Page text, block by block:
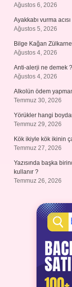
Ağustos 6, 2026
Ayakkabı vurma
Ağustos 5, 2026
Bilge Kağan
Ağustos 4, 2026
Anti-alerji ne demek ?
Ağustos 4, 2026
Alkolün ödem
Temmuz 30, 2026
Yörükler hangi
Temmuz 29, 2026
Kök ikiyle kök ikinin
Temmuz 27, 2026
Yazısında başka
kullanır ?
Temmuz 26, 2026